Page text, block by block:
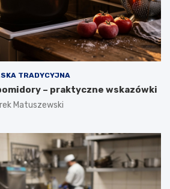
TRADYCYJNA
– praktyczne wskazówki
Matuszewski